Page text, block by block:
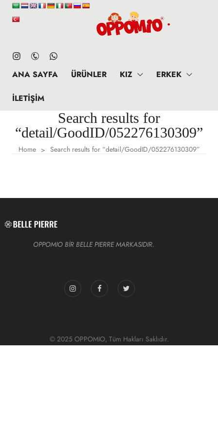
ANA SAYFA ÜRÜNLER KIZ ERKEK
İLETIŞIM
Search results for
“detail/GoodID/052276130309”
Home > Search results for “detail/GoodID/052276130309”
OPPOMIO BİR BELLE PIERRE MARKASIDIR.
© 2025 OPPOMIO, Tüm Hakları Saklıdır.